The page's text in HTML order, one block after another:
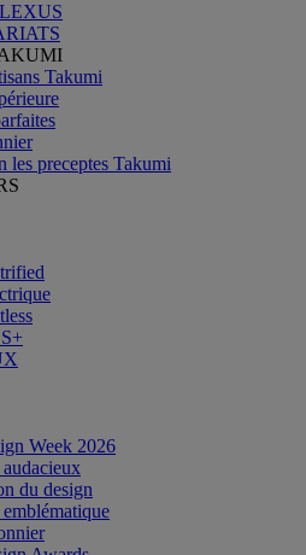
Takumi
les preceptes Takumi
Week 2026
du design